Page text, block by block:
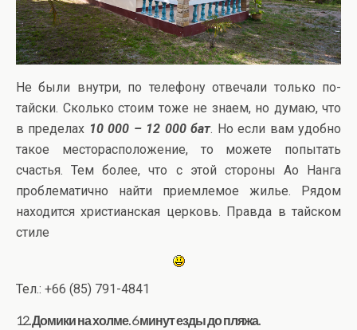
Не были внутри, по телефону отвечали только по-
тайски. Сколько стоим тоже не знаем, но думаю, что
в пределах 10 000 – 12 000 бат. Но если вам удобно
такое месторасположение, то можете попытать
счастья. Тем более, что с этой стороны Ао Нанга
проблематично найти приемлемое жилье. Рядом
находится христианская церковь. Правда в тайском
стиле
Тел.: +66 (85) 791-4841
12. Домики на холме. 6 минут езды до пляжа.